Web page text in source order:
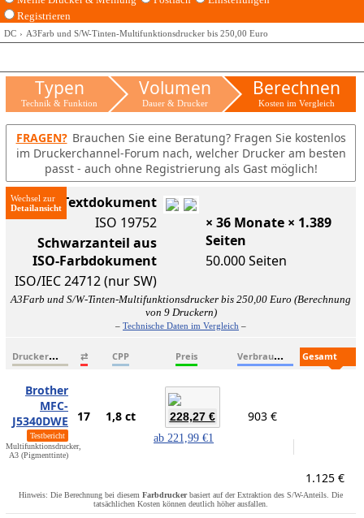
Registrieren
DC A3Farb und S/W-Tinten-Multifunktionsdrucker bis 250,00 Euro
Typen
Technik & Funktion
Volumen
Dauer & Drucker
Berechnen
Kosten im Vergleich
FRAGEN? Brauchen Sie eine Beratung? Fragen Sie kostenlos
im Druckerchannel-Forum nach, welcher Drucker am besten
passt - auch ohne Registrierung als Gast möglich!
Wechsel zurISO-Textdokument
ISO 19752
Schwarzanteil aus
ISO-Farbdokument
ISO/IEC 24712 (nur SW)
× 36 Monate × 1.389
Seiten
50.000 Seiten
A3Farb und S/W-Tinten-Multifunktionsdrucker bis 250,00 Euro (Berechnung
von 9 Druckern)
– Technische Daten im Vergleich –
D
ruckername ⇄ CPP Preis V
erbrauchsmaterialien
Brother
MFC-
J5340DWE
Testbericht
Multifunktionsdrucker,
A3 (Pigmenttinte)
17 1,8 ct 228,27 €
ab 221,99 €1
903 €
1.125 €
Hinweis: Die Berechnung bei diesem Farbdruckerbasiert auf der Extraktion des S/W-Anteils. Die
tatsächlichen Kosten können deutlich höher ausfallen.